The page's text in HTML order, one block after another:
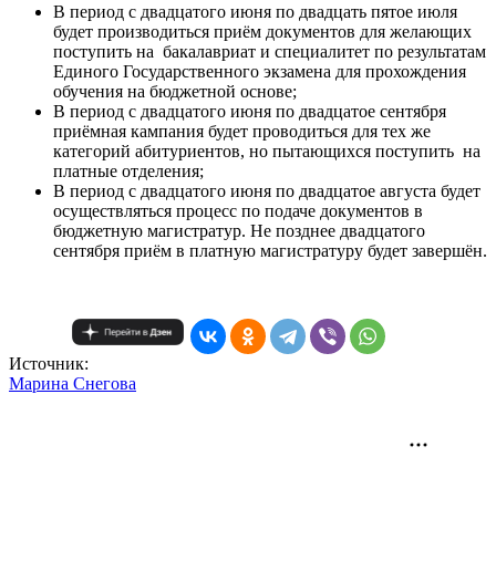
В период с двадцатого июня по двадцать пятое июля
будет производиться приём документов для желающих
поступить на бакалавриат и специалитет по результатам
Единого Государственного экзамена для прохождения
обучения на бюджетной основе;
В период с двадцатого июня по двадцатое сентября
приёмная кампания будет проводиться для тех же
категорий абитуриентов, но пытающихся поступить на
платные отделения;
В период с двадцатого июня по двадцатое августа будет
осуществляться процесс по подаче документов в
бюджетную магистратур. Не позднее двадцатого
сентября приём в платную магистратуру будет завершён.
Источник:
Mарина Снегова